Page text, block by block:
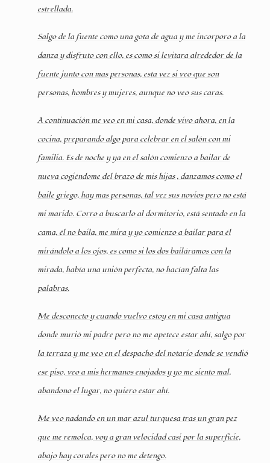
estrellada.
Salgo de la fuente como una gota de agua y me incorporo a la
danza y disfruto con ello, es como si levitara alrededor de la
fuente junto con mas personas, esta vez si veo que son
personas, hombres y mujeres, aunque no veo sus caras.
A continuación me veo en mi casa, donde vivo ahora, en la
cocina, preparando algo para celebrar en el salón con mi
familia. Es de noche y ya en el salón comienzo a bailar de
nueva cogiéndome del brazo de mis hijas , danzamos como el
baile griego, hay mas personas, tal vez sus novios pero no está
mi marido. Corro a buscarlo al dormitorio, está sentado en la
cama, él no baila, me mira y yo comienzo a bailar para él
mirándolo a los ojos, es como si los dos bailáramos con la
mirada, había una unión perfecta, no hacían falta las
palabras.
Me desconecto y cuando vuelvo estoy en mi casa antigua
donde murió mi padre pero no me apetece estar ahí, salgo por
la terraza y me veo en el despacho del notario donde se vendió
ese piso, veo a mis hermanos enojados y yo me siento mal,
abandono el lugar, no quiero estar ahí.
Me veo nadando en un mar azul turquesa tras un gran pez
que me remolca, voy a gran velocidad casi por la superficie,
abajo hay corales pero no me detengo.